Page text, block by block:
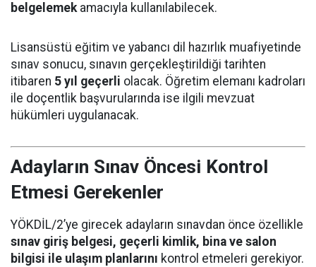
belgelemekamacıyla kullanılabilecek.
Lisansüstü eğitim ve yabancı dil hazırlık muafiyetinde
sınav sonucu, sınavın gerçekleştirildiği tarihten
itibaren 5 yıl geçerli olacak. Öğretim elemanı kadroları
ile doçentlik başvurularında ise ilgili mevzuat
hükümleri uygulanacak.
Adayların Sınav Öncesi Kontrol
Etmesi Gerekenler
YÖKDİL/2’ye girecek adayların sınavdan önce özellikle
sınav giriş belgesi, geçerli kimlik, bina ve salon
bilgisi ile ulaşım planlarını kontrol etmeleri gerekiyor.